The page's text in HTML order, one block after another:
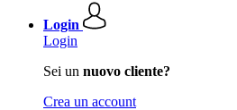
Login
Login
Sei un nuovo cliente?
Crea un account